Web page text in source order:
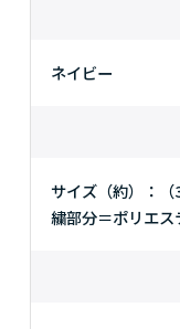
ネイビー
サイズ（約）：
繍部分＝ポリエ